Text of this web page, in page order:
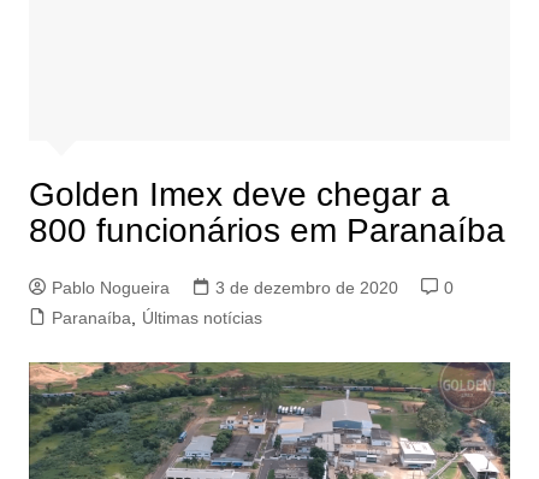
Golden Imex deve chegar a
800 funcionários em Paranaíba
Pablo Nogueira 3 de dezembro de 2020
0
Paranaíba
Últimas notícias